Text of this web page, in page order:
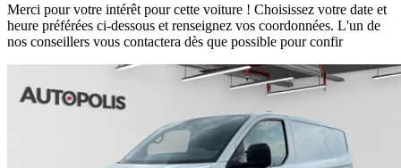
Merci pour votre intérêt pour cette voiture ! Choisissez votre date et
heure préférées ci-dessous et renseignez vos coordonnées. L'un de
nos conseillers vous contactera dès que possible pour confir